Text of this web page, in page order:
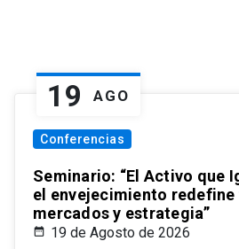
19 AGO
Conferencias
Seminario: “El Activo que
el envejecimiento
mercados y estrategia”
19 de Agosto de 2026